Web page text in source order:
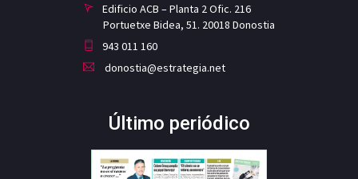
Edificio ACB – Planta 2 Ofic. 216
Portuetxe Bidea, 51. 20018 Donostia
943 011 160
donostia@estrategia.net
Último periódico